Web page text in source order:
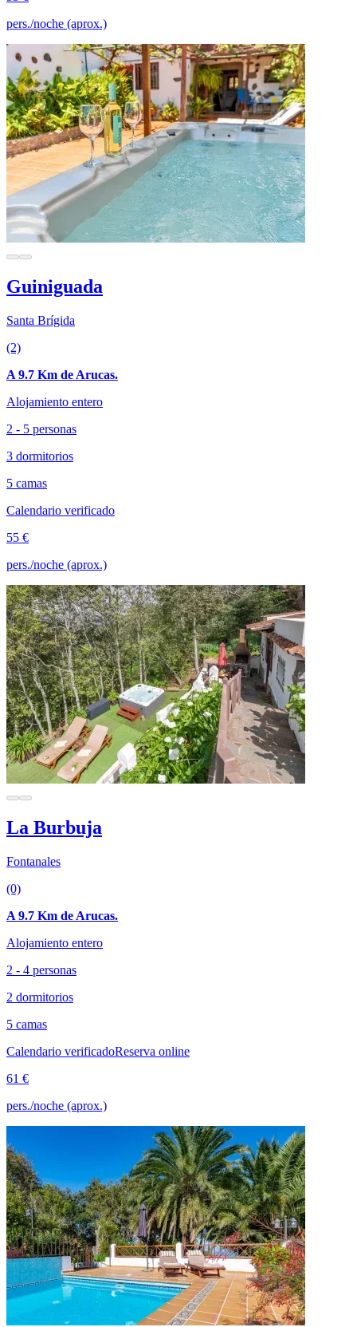
pers./noche (aprox.)
Guiniguada
Santa Brígida
(2)
A 9.7 Km de Arucas.
Alojamiento entero
2 - 5 personas
3 dormitorios
5 camas
Calendario verificado
55 €
pers./noche (aprox.)
La Burbuja
Fontanales
(0)
A 9.7 Km de Arucas.
Alojamiento entero
2 - 4 personas
2 dormitorios
5 camas
Calendario verificadoReserva online
61 €
pers./noche (aprox.)